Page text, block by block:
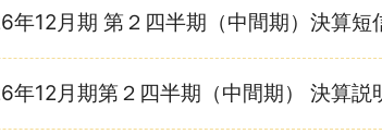
年12月期 第２四半期（中間期）決算短
年12月期第２四半期（中間期） 決算説